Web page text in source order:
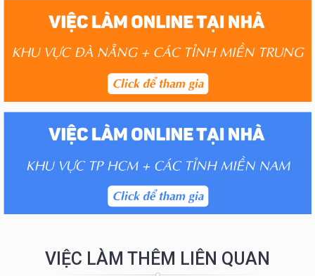
VIỆC LÀM THÊM LIÊN QUAN